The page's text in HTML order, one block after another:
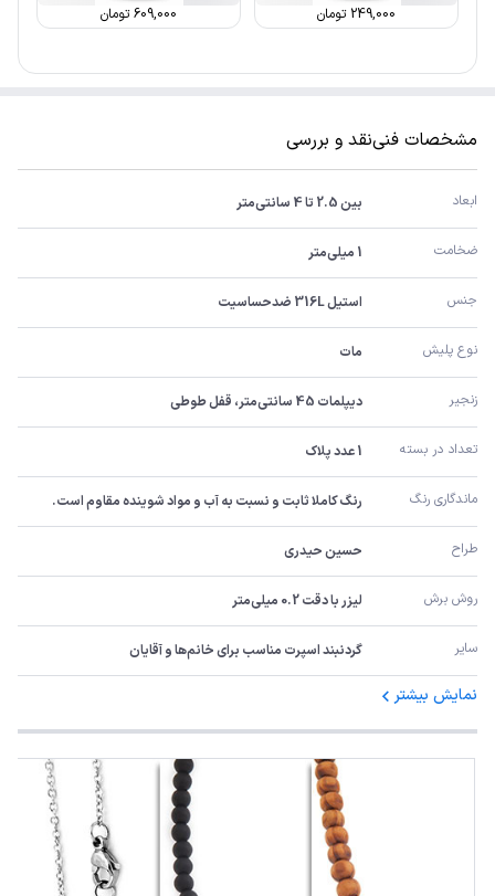
249,000 تومان 609,000تومان
مشخصات فنینقد و بررسی
ابعاد بین 2.5 تا 4 سانتی‌متر
ضخامت 1 میلی‌متر
جنس استیل 316L ضدحساسیت
نوع پلیش مات
زنجیر دیپلمات 45 سانتی‌متر، قفل طوطی
تعداد در بسته 1 عدد پلاک
ماندگاری رنگ رنگ کاملا ثابت و نسبت به آب و مواد شوینده مقاوم است.
طراح حسین حیدری
روش برش لیزر با دقت 0.2 میلی‌متر
سایر گردنبند اسپرت مناسب برای خانم‌ها و آقایان
نمایش بیشتر